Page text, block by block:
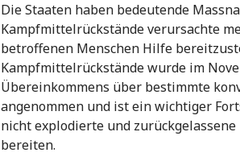
Die Staaten haben bedeutende
Kampfmittelrückstände verursachte
betroffenen Menschen Hilfe
Kampfmittelrückstände wurde im
Übereinkommens über bestimmte
angenommen und ist ein wichtiger
nicht explodierte und
bereiten.